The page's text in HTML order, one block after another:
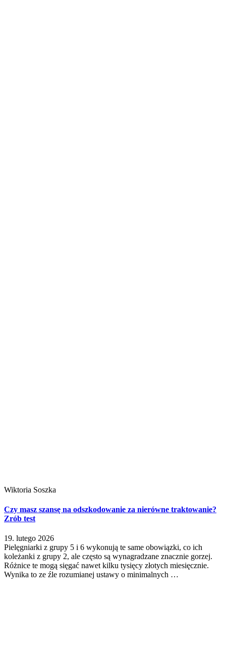
Wiktoria Soszka
Czy masz szansę na odszkodowanie za nierówne traktowanie?
Zrób test
19. lutego 2026
Pielęgniarki z grupy 5 i 6 wykonują te same obowiązki, co ich
koleżanki z grupy 2, ale często są wynagradzane znacznie gorzej.
Różnice te mogą sięgać nawet kilku tysięcy złotych miesięcznie.
Wynika to ze źle rozumianej ustawy o minimalnych …